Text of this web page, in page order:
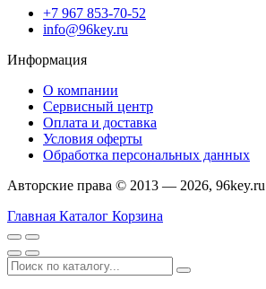
+7 967 853-70-52
info@96key.ru
Информация
О компании
Сервисный центр
Оплата и доставка
Условия оферты
Обработка персональных данных
Авторские права © 2013 — 2026, 96key.ru
Главная Каталог Корзина